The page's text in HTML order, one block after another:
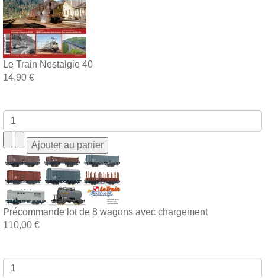
Le Train Nostalgie 40
14,90 €
Précommande lot de 8 wagons avec chargement
110,00 €